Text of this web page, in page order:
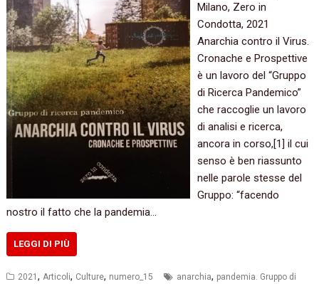
Milano, Zero in
Condotta, 2021
Anarchia contro il Virus.
Cronache e Prospettive
è un lavoro del “Gruppo
di Ricerca Pandemico”
che raccoglie un lavoro
di analisi e ricerca,
ancora in corso,[1] il cui
senso è ben riassunto
nelle parole stesse del
Gruppo: “facendo
nostro il fatto che la pandemia…
LEGGI DI PIÙ
2021,Articoli, Culture, numero_15 anarchia, pandemia. Gruppo di